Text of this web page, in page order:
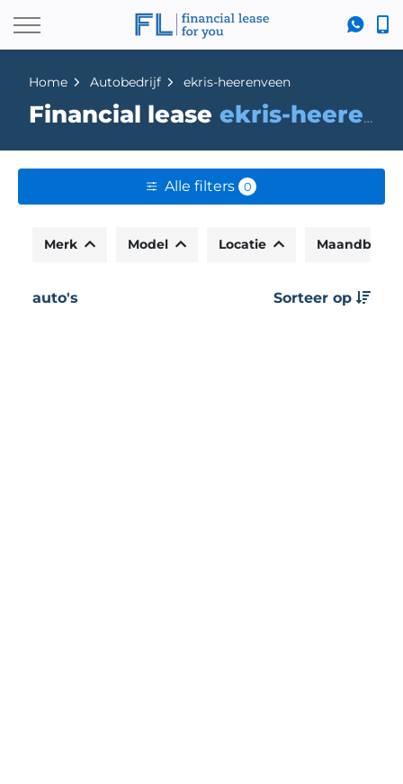
Home Autobedrijf ekris-heerenveen
Financial leaseekris-heerenveen
Alle filters 0
Merk Model Locatie
auto's Sorteer op